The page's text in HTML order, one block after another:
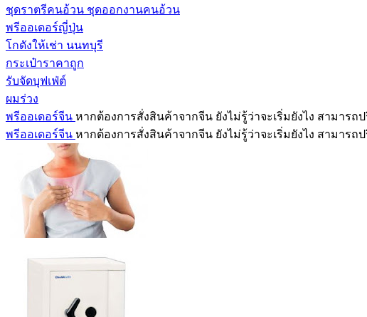
ชุดราตรีคนอ้วน ชุดออกงานคนอ้วน
พรีออเดอร์ญี่ปุ่น
โกดังให้เช่า นนทบุรี
กระเป๋าราคาถูก
รับจัดบุฟเฟ่ต์
ผมร่วง
พรีออเดอร์จีน หากต้องการสั่งสินค้าจากจีน ยังไม่รู้ว่าจะเริ่มยังไง สามาร
พรีออเดอร์จีน หากต้องการสั่งสินค้าจากจีน ยังไม่รู้ว่าจะเริ่มยังไง สามาร